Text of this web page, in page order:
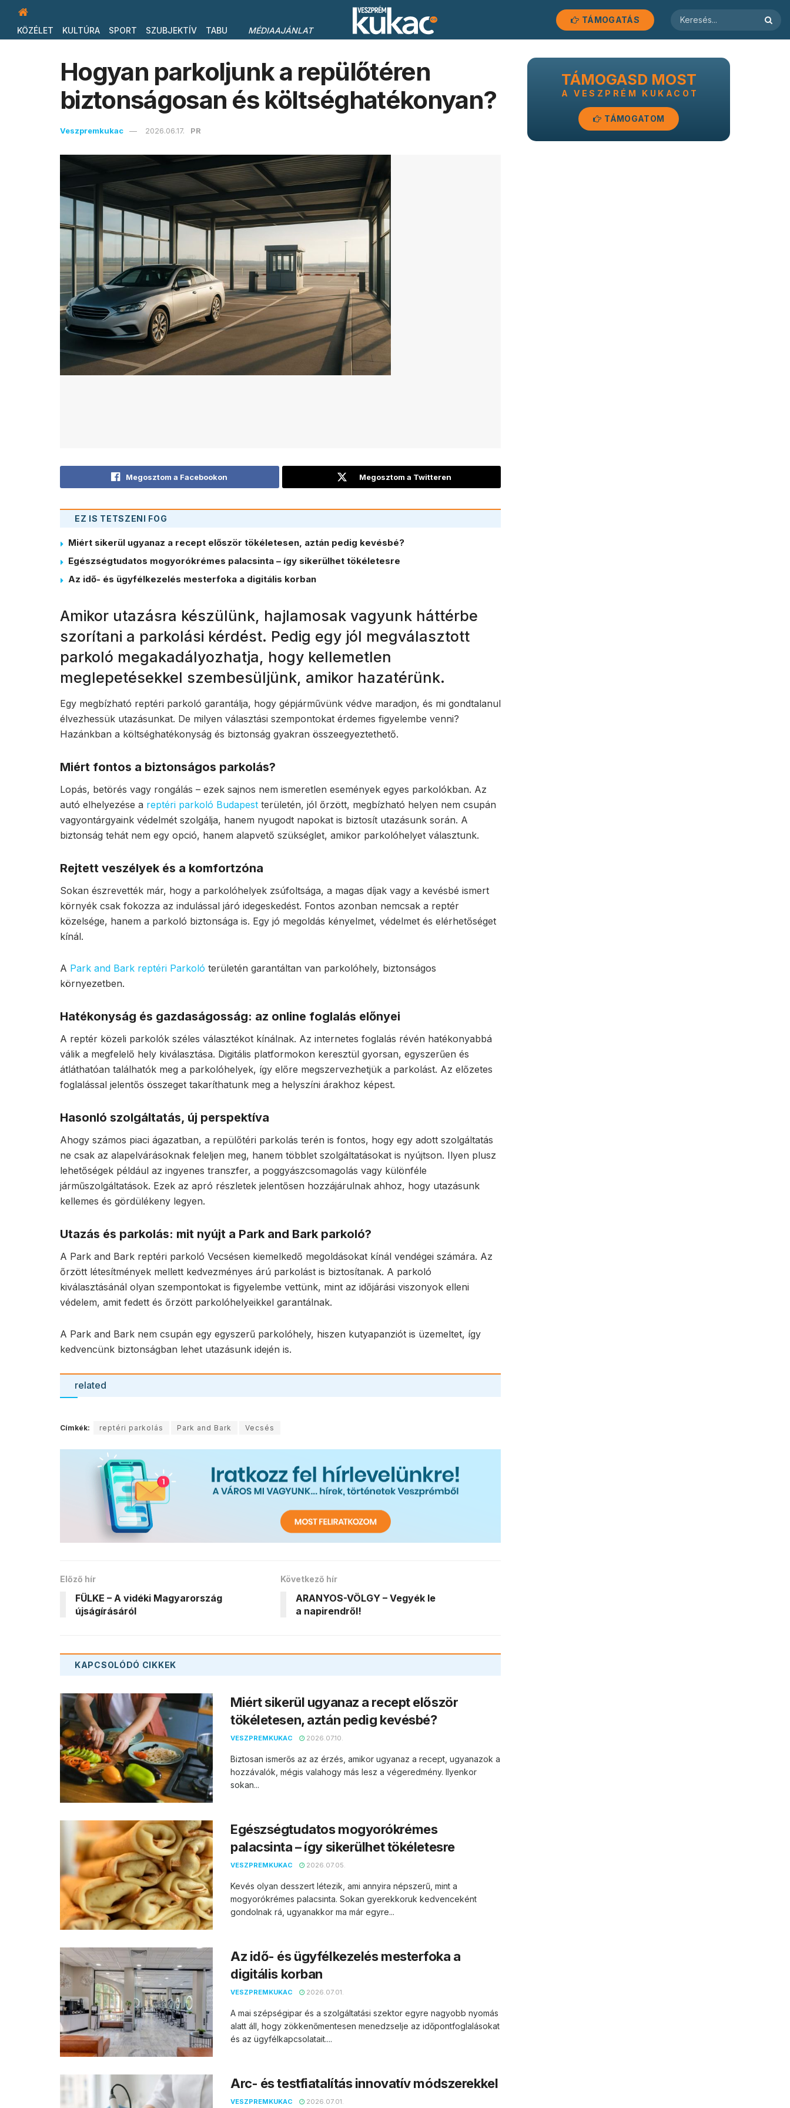
KÖZÉLET KULTÚRA SPORT SZUBJEKTÍV TABU MÉDIAAJÁNLAT
TÁMOGATÁS
Hogyan parkoljunk a repülőtéren
biztonságosan és költséghatékonyan?
Veszpremkukac 2026.06.17. PR
Megosztom a Facebookon Megosztom a Twitteren
EZ IS TETSZENI FOG
Miért sikerül ugyanaz a recept először tökéletesen, aztán pedig kevésbé?
Egészségtudatos mogyorókrémes palacsinta – így sikerülhet tökéletesre
Az idő- és ügyfélkezelés mesterfoka a digitális korban
Amikor utazásra készülünk, hajlamosak vagyunk háttérbe
szorítani a parkolási kérdést. Pedig egy jól megválasztott
parkoló megakadályozhatja, hogy kellemetlen
meglepetésekkel szembesüljünk, amikor hazatérünk.
Egy megbízható reptéri parkoló garantálja, hogy gépjárművünk védve maradjon, és mi gondtalanul
élvezhessük utazásunkat. De milyen választási szempontokat érdemes figyelembe venni?
Hazánkban a költséghatékonyság és biztonság gyakran összeegyeztethető.
Miért fontos a biztonságos parkolás?
Lopás, betörés vagy rongálás – ezek sajnos nem ismeretlen események egyes parkolókban. Az
autó elhelyezése a reptéri parkoló Budapest területén, jól őrzött, megbízható helyen nem csupán
vagyontárgyaink védelmét szolgálja, hanem nyugodt napokat is biztosít utazásunk során. A
biztonság tehát nem egy opció, hanem alapvető szükséglet, amikor parkolóhelyet választunk.
Rejtett veszélyek és a komfortzóna
Sokan észrevették már, hogy a parkolóhelyek zsúfoltsága, a magas díjak vagy a kevésbé ismert
környék csak fokozza az indulással járó idegeskedést. Fontos azonban nemcsak a reptér
közelsége, hanem a parkoló biztonsága is. Egy jó megoldás kényelmet, védelmet és elérhetőséget
kínál.
A Park and Bark reptéri Parkoló területén garantáltan van parkolóhely, biztonságos
környezetben.
Hatékonyság és gazdaságosság: az online foglalás előnyei
A reptér közeli parkolók széles választékot kínálnak. Az internetes foglalás révén hatékonyabbá
válik a megfelelő hely kiválasztása. Digitális platformokon keresztül gyorsan, egyszerűen és
átláthatóan találhatók meg a parkolóhelyek, így előre megszervezhetjük a parkolást. Az előzetes
foglalással jelentős összeget takaríthatunk meg a helyszíni árakhoz képest.
Hasonló szolgáltatás, új perspektíva
Ahogy számos piaci ágazatban, a repülőtéri parkolás terén is fontos, hogy egy adott szolgáltatás
ne csak az alapelvárásoknak feleljen meg, hanem többlet szolgáltatásokat is nyújtson. Ilyen plusz
lehetőségek például az ingyenes transzfer, a poggyászcsomagolás vagy különféle
járműszolgáltatások. Ezek az apró részletek jelentősen hozzájárulnak ahhoz, hogy utazásunk
kellemes és gördülékeny legyen.
Utazás és parkolás: mit nyújt a Park and Bark parkoló?
A Park and Bark reptéri parkoló Vecsésen kiemelkedő megoldásokat kínál vendégei számára. Az
őrzött létesítmények mellett kedvezményes árú parkolást is biztosítanak. A parkoló
kiválasztásánál olyan szempontokat is figyelembe vettünk, mint az időjárási viszonyok elleni
védelem, amit fedett és őrzött parkolóhelyeikkel garantálnak.
A Park and Bark nem csupán egy egyszerű parkolóhely, hiszen kutyapanziót is üzemeltet, így
kedvencünk biztonságban lehet utazásunk idején is.
related
Címkék: reptéri parkolás Park and Bark Vecsés
Előző hír
FÜLKE – A vidéki Magyarország
újságírásáról
Következő hír
ARANYOS-VÖLGY – Vegyék le
a napirendről!
KAPCSOLÓDÓ CIKKEK
Miért sikerül ugyanaz a recept először
tökéletesen, aztán pedig kevésbé?
VESZPREMKUKAC 2026.07.10.
Biztosan ismerős az az érzés, amikor ugyanaz a recept, ugyanazok a
hozzávalók, mégis valahogy más lesz a végeredmény. Ilyenkor
sokan...
Egészségtudatos mogyorókrémes
palacsinta – így sikerülhet tökéletesre
VESZPREMKUKAC 2026.07.05.
Kevés olyan desszert létezik, ami annyira népszerű, mint a
mogyorókrémes palacsinta. Sokan gyerekkoruk kedvenceként
gondolnak rá, ugyanakkor ma már egyre...
Az idő- és ügyfélkezelés mesterfoka a
digitális korban
VESZPREMKUKAC 2026.07.01.
A mai szépségipar és a szolgáltatási szektor egyre nagyobb nyomás
alatt áll, hogy zökkenőmentesen menedzselje az időpontfoglalásokat
és az ügyfélkapcsolatait....
Arc- és testfiatalítás innovatív módszerekkel
VESZPREMKUKAC 2026.07.01.
TÁMOGASD MOST
A VESZPRÉM KUKACOT
TÁMOGATOM